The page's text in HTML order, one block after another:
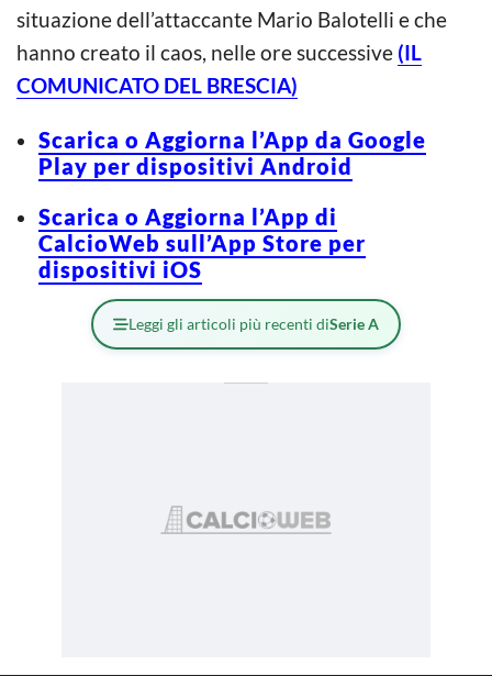
situazione dell’attaccante Mario Balotelli e che
hanno creato il caos, nelle ore successive (IL
COMUNICATO DEL BRESCIA)
Scarica o Aggiorna l’App da Google
Play per dispositivi Android
Scarica o Aggiorna l’App di
CalcioWeb sull’App Store per
dispositivi iOS
Leggi gli articoli più recenti diSerie A